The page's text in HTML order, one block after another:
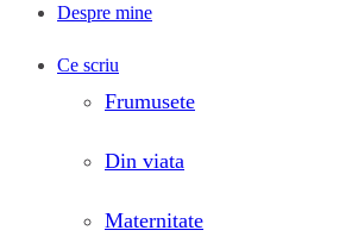
Despre mine
Ce scriu
Frumusete
Din viata
Maternitate